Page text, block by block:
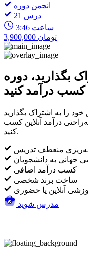
انجمن دوره
21 درس
3:46 ساعت
3,900,000 تومان
بگذارید، دوره
کسب درآمد کنید
درآمد آنلاین کسب
کنید.
منعطف تدریس
جهانی به دانشجویان
کسب درآمد اضافی
ساخت برند شخصی
آنلاین یا حضوری
مدرس شوید